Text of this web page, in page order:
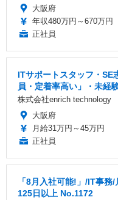
大阪府
年収480万円～670万円
正社員
ITサポートスタッフ・SE
員・定着率高い」・未経
株式会社enrich technology
大阪府
月給31万円～45万円
正社員
「8月入社可能!」/IT事
125日以上 No.1172